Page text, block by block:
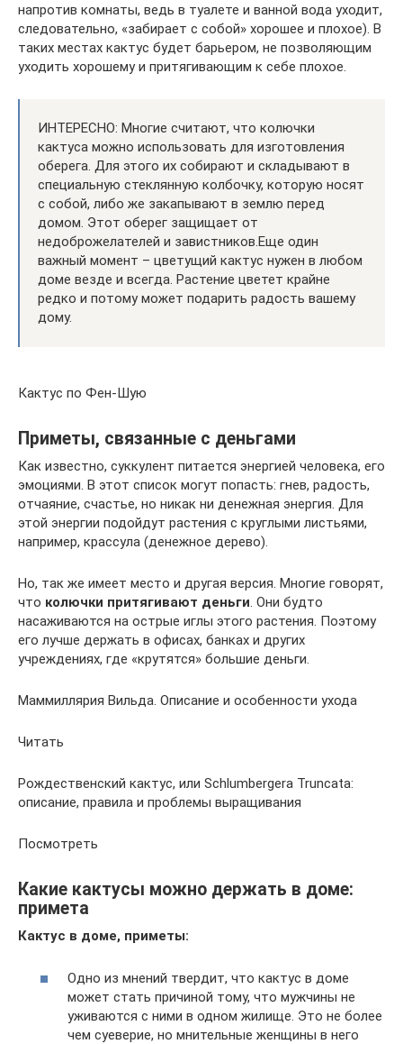
напротив комнаты, ведь в туалете и ванной вода уходит,
следовательно, «забирает с собой» хорошее и плохое). В
таких местах кактус будет барьером, не позволяющим
уходить хорошему и притягивающим к себе плохое.
ИНТЕРЕСНО: Многие считают, что колючки
кактуса можно использовать для изготовления
оберега. Для этого их собирают и складывают в
специальную стеклянную колбочку, которую носят
с собой, либо же закапывают в землю перед
домом. Этот оберег защищает от
недоброжелателей и завистников.Еще один
важный момент – цветущий кактус нужен в любом
доме везде и всегда. Растение цветет крайне
редко и потому может подарить радость вашему
дому.
Кактус по Фен-Шую
Приметы, связанные с деньгами
Как известно, суккулент питается энергией человека, его
эмоциями. В этот список могут попасть: гнев, радость,
отчаяние, счастье, но никак ни денежная энергия. Для
этой энергии подойдут растения с круглыми листьями,
например, крассула (денежное дерево).
Но, так же имеет место и другая версия. Многие говорят,
что колючки притягивают деньги. Они будто
насаживаются на острые иглы этого растения. Поэтому
его лучше держать в офисах, банках и других
учреждениях, где «крутятся» большие деньги.
Маммиллярия Вильда. Описание и особенности ухода
Читать
Рождественский кактус, или Schlumbergera Truncata:
описание, правила и проблемы выращивания
Посмотреть
Какие кактусы можно держать в доме:
примета
Кактус в доме, приметы:
Одно из мнений твердит, что кактус в доме
может стать причиной тому, что мужчины не
уживаются с ними в одном жилище. Это не более
чем суеверие, но мнительные женщины в него